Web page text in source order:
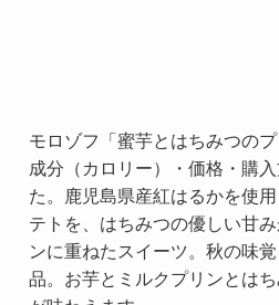
モロゾフ「蜜芋とはちみつの
成分（カロリー）・価格・購
た。鹿児島県産紅はるかを使
テトを、はちみつの優しい甘
ンに重ねたスイーツ。秋の味
品。お芋とミルクプリンとは